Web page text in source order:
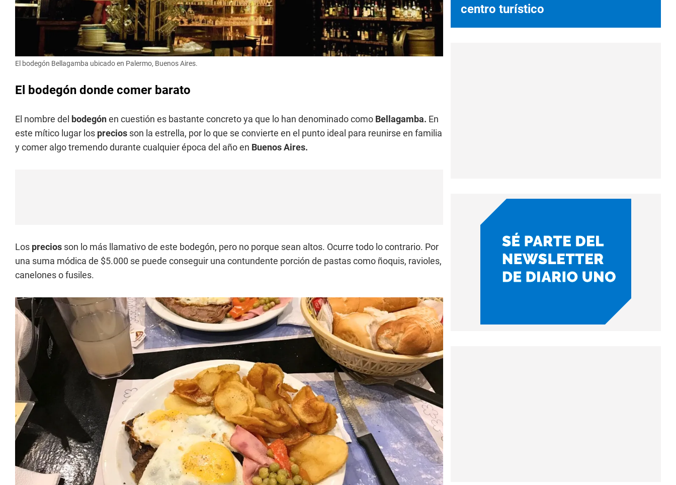
El bodegón Bellagamba ubicado en Palermo, Buenos Aires.
El bodegón donde comer barato
El nombre del bodegónen cuestión es bastante concreto ya que lo han denominado como Bellagamba. En
este mítico lugar los precios son la estrella, por lo que se convierte en el punto ideal para reunirse en familia
y comer algo tremendo durante cualquier época del año en Buenos Aires.
Los precios son lo más llamativo de este bodegón, pero no porque sean altos. Ocurre todo lo contrario. Por
una suma módica de $5.000 se puede conseguir una contundente porción de pastas como ñoquis, ravioles,
canelones o fusiles.
centro turístico